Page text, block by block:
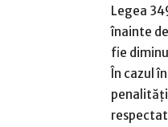
Legea
înainte
fie
În cazul